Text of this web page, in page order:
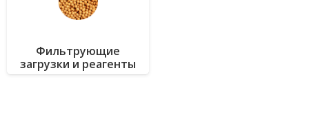
Фильтрующие
загрузки и реагенты